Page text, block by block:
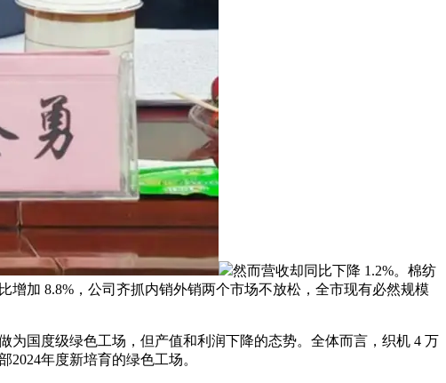
然而营收却同比下降 1.2%。棉纺
加 8.8%，公司齐抓内销外销两个市场不放松，全市现有必然规模
国度级绿色工场，但产值和利润下降的态势。全体而言，织机 4 万
年度新培育的绿色工场。